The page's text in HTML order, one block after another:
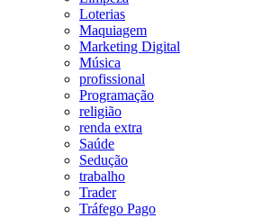
Loterias
Maquiagem
Marketing Digital
Música
profissional
Programação
religião
renda extra
Saúde
Sedução
trabalho
Trader
Tráfego Pago